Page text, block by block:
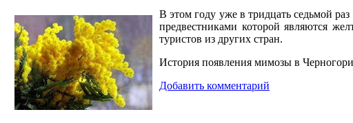
В этом году уже в тридцать седьмой
предвестниками которой являются
туристов из других стран.
История появления мимозы в
Добавить комментарий